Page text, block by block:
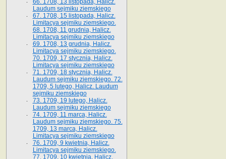
66. 1708, 13 listopada, Halicz.
Laudum sejmiku ziemskiego
67. 1708, 15 listopada, Halicz.
Limitacya sejmiku ziemskiego.
68. 1708, 11 grudnia, Halicz.
Limitacya sejmiku ziemskiego
69. 1708, 13 grudnia, Halicz.
Limitacya sejmiku ziemskiego.
70. 1709, 17 stycznia, Halicz.
Limitacya sejmiku ziemskiego
71. 1709, 18 stycznia, Halicz.
Laudum sejmiku ziemskiego. 72.
1709, 5 lutego, Halicz. Laudum
sejmiku ziemskiego
73. 1709, 19 lutego, Halicz.
Laudum sejmiku ziemskiego
74. 1709, 11 marca, Halicz.
Laudum sejmiku ziemskiego. 75.
1709, 13 marca, Halicz.
Limitacya sejmiku ziemskiego
76. 1709, 9 kwietnia, Halicz.
Limitacya sejmiku ziemskiego.
77. 1709, 10 kwietnia, Halicz.